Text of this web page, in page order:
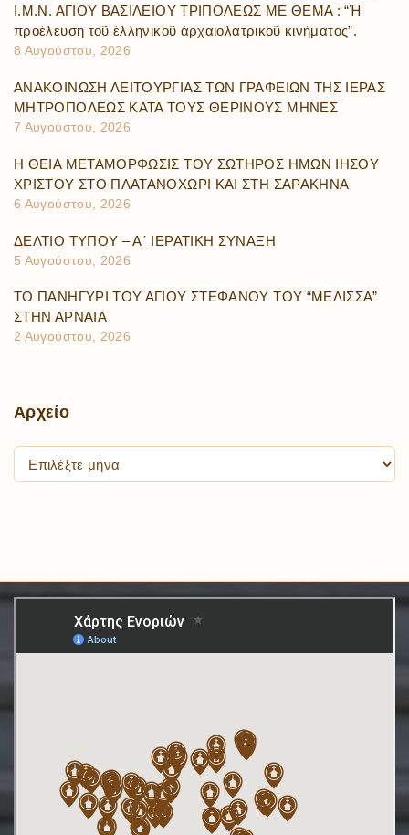
Ι.Μ.Ν. ΑΓΙΟΥ ΒΑΣΙΛΕΙΟΥ ΤΡΙΠΟΛΕΩΣ ΜΕ ΘΕΜΑ : “Ἡ
προέλευση τοῦ ἑλληνικοῦ ἀρχαιολατρικοῦ κινήματος”.
8 Αυγούστου, 2026
ΑΝΑΚΟΙΝΩΣΗ ΛΕΙΤΟΥΡΓΙΑΣ ΤΩΝ ΓΡΑΦΕΙΩΝ ΤΗΣ ΙΕΡΑΣ
ΜΗΤΡΟΠΟΛΕΩΣ ΚΑΤΑ ΤΟΥΣ ΘΕΡΙΝΟΥΣ ΜΗΝΕΣ
7 Αυγούστου, 2026
Η ΘΕΙΑ ΜΕΤΑΜΟΡΦΩΣΙΣ ΤΟΥ ΣΩΤΗΡΟΣ ΗΜΩΝ ΙΗΣΟΥ
ΧΡΙΣΤΟΥ ΣΤΟ ΠΛΑΤΑΝΟΧΩΡΙ ΚΑΙ ΣΤΗ ΣΑΡΑΚΗΝΑ
6 Αυγούστου, 2026
ΔΕΛΤΙΟ ΤΥΠΟΥ – Α΄ ΙΕΡΑΤΙΚΗ ΣΥΝΑΞΗ
5 Αυγούστου, 2026
ΤΟ ΠΑΝΗΓΥΡΙ ΤΟΥ ΑΓΙΟΥ ΣΤΕΦΑΝΟΥ ΤΟΥ “ΜΕΛΙΣΣΑ”
ΣΤΗΝ ΑΡΝΑΙΑ
2 Αυγούστου, 2026
Αρχείο